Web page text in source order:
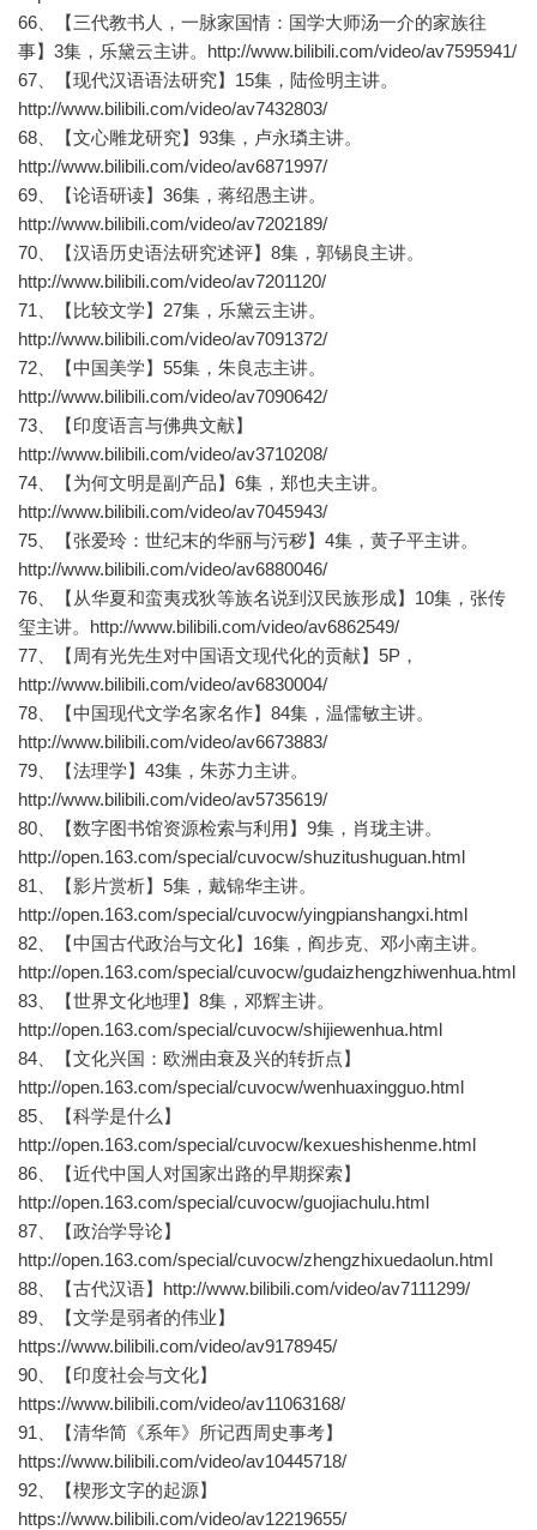
66、【三代教书人，一脉家国情：国学大师汤一介的家族往
事】3集，乐黛云主讲。http://www.bilibili.com/video/av7595941/
67、【现代汉语语法研究】15集，陆俭明主讲。
http://www.bilibili.com/video/av7432803/
68、【文心雕龙研究】93集，卢永璘主讲。
http://www.bilibili.com/video/av6871997/
69、【论语研读】36集，蒋绍愚主讲。
http://www.bilibili.com/video/av7202189/
70、【汉语历史语法研究述评】8集，郭锡良主讲。
http://www.bilibili.com/video/av7201120/
71、【比较文学】27集，乐黛云主讲。
http://www.bilibili.com/video/av7091372/
72、【中国美学】55集，朱良志主讲。
http://www.bilibili.com/video/av7090642/
73、【印度语言与佛典文献】
http://www.bilibili.com/video/av3710208/
74、【为何文明是副产品】6集，郑也夫主讲。
http://www.bilibili.com/video/av7045943/
75、【张爱玲：世纪末的华丽与污秽】4集，黄子平主讲。
http://www.bilibili.com/video/av6880046/
76、【从华夏和蛮夷戎狄等族名说到汉民族形成】10集，张传
玺主讲。http://www.bilibili.com/video/av6862549/
77、【周有光先生对中国语文现代化的贡献】5P，
http://www.bilibili.com/video/av6830004/
78、【中国现代文学名家名作】84集，温儒敏主讲。
http://www.bilibili.com/video/av6673883/
79、【法理学】43集，朱苏力主讲。
http://www.bilibili.com/video/av5735619/
80、【数字图书馆资源检索与利用】9集，肖珑主讲。
http://open.163.com/special/cuvocw/shuzitushuguan.html
81、【影片赏析】5集，戴锦华主讲。
http://open.163.com/special/cuvocw/yingpianshangxi.html
82、【中国古代政治与文化】16集，阎步克、邓小南主讲。
http://open.163.com/special/cuvocw/gudaizhengzhiwenhua.html
83、【世界文化地理】8集，邓辉主讲。
http://open.163.com/special/cuvocw/shijiewenhua.html
84、【文化兴国：欧洲由衰及兴的转折点】
http://open.163.com/special/cuvocw/wenhuaxingguo.html
85、【科学是什么】
http://open.163.com/special/cuvocw/kexueshishenme.html
86、【近代中国人对国家出路的早期探索】
http://open.163.com/special/cuvocw/guojiachulu.html
87、【政治学导论】
http://open.163.com/special/cuvocw/zhengzhixuedaolun.html
88、【古代汉语】http://www.bilibili.com/video/av7111299/
89、【文学是弱者的伟业】
https://www.bilibili.com/video/av9178945/
90、【印度社会与文化】
https://www.bilibili.com/video/av11063168/
91、【清华简《系年》所记西周史事考】
https://www.bilibili.com/video/av10445718/
92、【楔形文字的起源】
https://www.bilibili.com/video/av12219655/